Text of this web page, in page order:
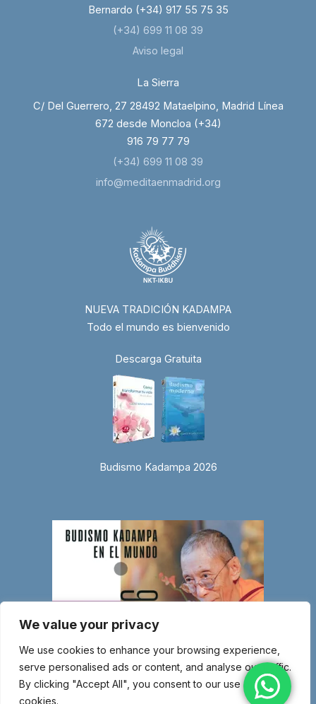
We value your privacy
We use cookies to enhance your browsing experience,
serve personalised ads or content, and analyse our traffic.
By clicking "Accept All", you consent to our use of
cookies.
Bernardo (+34) 917 55 75 35
(+34) 699 11 08 39
Aviso legal
La Sierra
C/ Del Guerrero, 27 28492 Mataelpino, Madrid Línea
672 desde Moncloa (+34)
916 79 77 79
(+34) 699 11 08 39
info@meditaenmadrid.org
NUEVA TRADICIÓN KADAMPA
Todo el mundo es bienvenido
Descarga Gratuita
Budismo Kadampa 2026